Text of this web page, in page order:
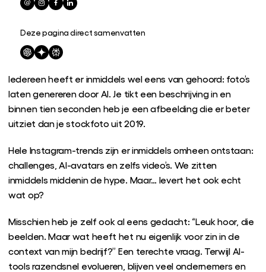
Deze pagina direct samenvatten
Iedereen heeft er inmiddels wel eens van gehoord: foto’s
laten genereren door AI. Je tikt een beschrijving in en
binnen tien seconden heb je een afbeelding die er beter
uitziet dan je stockfoto uit 2019.
Hele Instagram-trends zijn er inmiddels omheen ontstaan:
challenges, AI-avatars en zelfs video’s. We zitten
inmiddels middenin de hype. Maar… levert het ook echt
wat op?
Misschien heb je zelf ook al eens gedacht: “Leuk hoor, die
beelden. Maar wat heeft het nu eigenlijk voor zin in de
context van mijn bedrijf?” Een terechte vraag. Terwijl AI-
tools razendsnel evolueren, blijven veel ondernemers en